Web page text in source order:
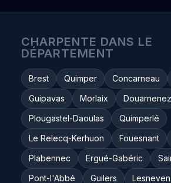
CHARPENTE DANS LE
DÉPARTEMENT
Brest Quimper Concarneau
Guipavas
Morlaix Douarnenez
Plougastel-Daoulas
Quimperlé
Le Relecq-Kerhuon
Fouesnant
Plabennec
Ergué-Gabéric
Pont-l'Abbé
Guilers Lesneven